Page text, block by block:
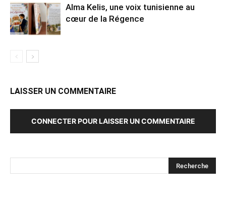
Alma Kelis, une voix tunisienne au
cœur de la Régence
LAISSER UN COMMENTAIRE
CONNECTER POUR LAISSER UN COMMENTAIRE